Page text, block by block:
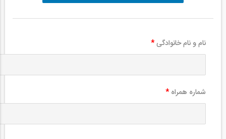
نام و نام خانوادگی*
شماره همراه *